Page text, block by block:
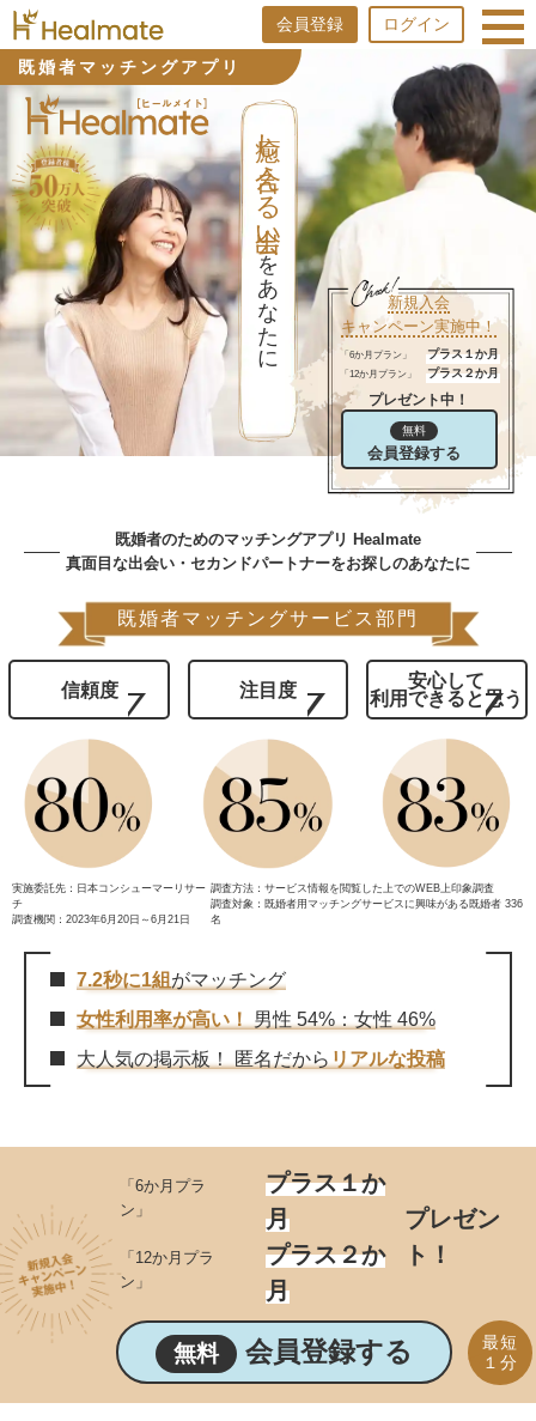
会員登録 ログイン
既婚者マッチングアプリ
癒し合える出会い
をあなたに
新規入会
キャンペーン実施中！
「6か月プラン」 プラス１か月
「12か月プラン」 プラス２か月
プレゼント中！
無料
会員登録する
既婚者のためのマッチングアプリ Healmate
真面目な出会い・セカンドパートナーをお探しのあなたに
既婚者マッチングサービス部門
信頼度 注目度
安心して
利用できると思う
実施委託先：日本コンシューマーリサー
チ
調査機関：2023年6月20日～6月21日
調査方法：サービス情報を閲覧した上でのWEB上印象調査
調査対象：既婚者用マッチングサービスに興味がある既婚者 336
名
7.2秒に1組 がマッチング
女性利用率が高い！
男性 54%：女性 46%
大人気の掲示板！ 匿名だから リアルな投稿
「6か月プラ
ン」
プラス１か
月
「12か月プラ
ン」
プラス２か
月
プレゼン
ト！
無料 会員登録する
最短
１分